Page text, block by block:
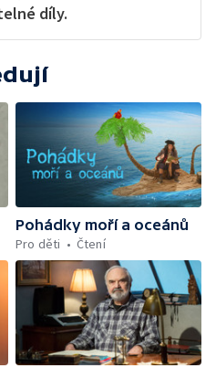
díly.
Pohádky moří a oceánů
Pro děti
Čtení